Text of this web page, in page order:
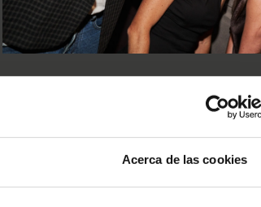
Acerca de las cookies